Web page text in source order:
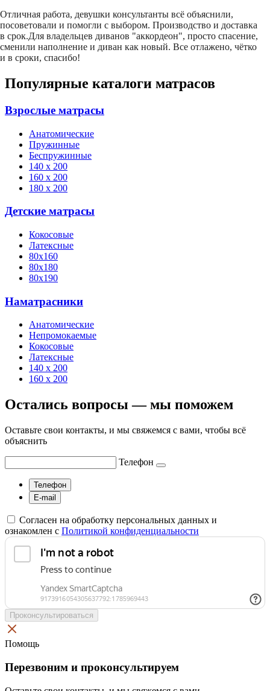
Отличная работа, девушки консультанты всё объяснили,
посоветовали и помогли с выбором. Производство и доставка
в срок.Для владельцев диванов "аккордеон", просто спасение,
сменили наполнение и диван как новый. Все отлажено, чётко
и в сроки, спасибо!
Популярные каталоги матрасов
Взрослые матрасы
Анатомические
Пружинные
Беспружинные
140 х 200
160 х 200
180 х 200
Детские матрасы
Кокосовые
Латексные
80х160
80х180
80х190
Наматрасники
Анатомические
Непромокаемые
Кокосовые
Латексные
140 х 200
160 х 200
Остались вопросы — мы поможем
Оставьте свои контакты, и мы свяжемся с вами, чтобы всё
объяснить
Телефон
Телефон
E-mail
Согласен на обработку персональных данных и
ознакомлен с Политикой конфиденциальности
Проконсультироваться
Помощь
Перезвоним и проконсультируем